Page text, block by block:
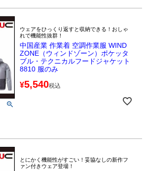
ウェアをひっくり返すと収納できる！おしゃ
れで機能性抜群！
中国産業 作業着 空調作業服 WIND
ZONE（ウィンドゾーン）ポケッタ
ブル・テクニカルフードジャケット
8810 服のみ
¥5,540税込
とにかく機能性がすごい！妥協なしの新作フ
ァン付きウェア登場！